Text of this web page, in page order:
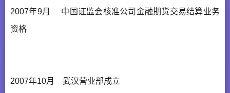
2007年9月 中国证监会核准公司金融期货交易结算业务
资格
2007年10月 武汉营业部成立